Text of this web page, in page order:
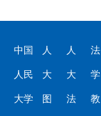
中国
人民
大学
人
大
图
人
大
法
法
学
教